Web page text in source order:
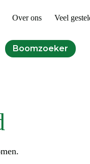
Over ons Veel
Boomzoeker